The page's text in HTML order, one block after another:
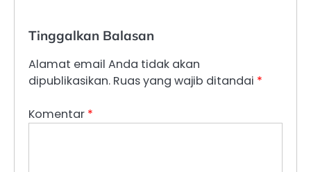
Tinggalkan Balasan
Alamat email Anda tidak akan
dipublikasikan. Ruas yang wajib ditandai *
Komentar *